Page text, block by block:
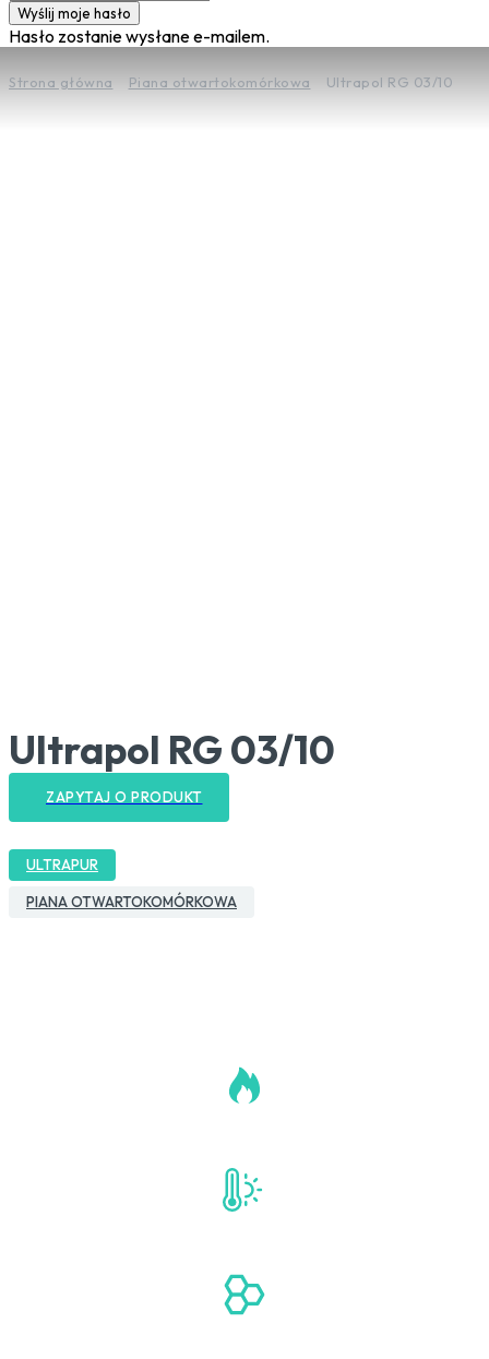
Hasło zostanie wysłane e-mailem.
Strona główna Piana otwartokomórkowa Ultrapol RG 03/10
Ultrapol RG 03/10
ZAPYTAJ O PRODUKT
ULTRAPUR
PIANA OTWARTOKOMÓRKOWA